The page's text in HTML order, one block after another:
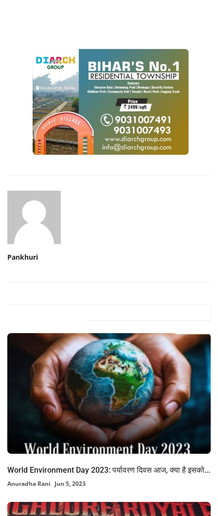
Pankhuri
World Environment Day 2023: पर्यावरण दिवस आज, क्या है इसको...
Anuradha Rani Jun 5, 2023